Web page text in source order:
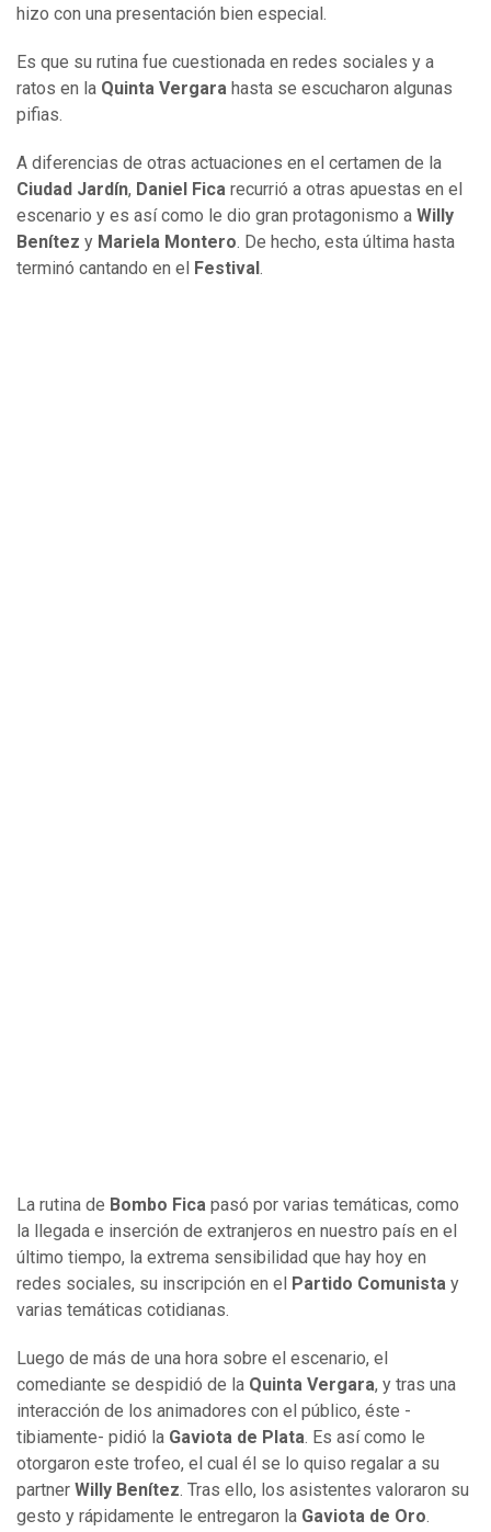
hizo con una presentación bien especial.
Es que su rutina fue cuestionada en redes sociales y a
ratos en la Quinta Vergara hasta se escucharon algunas
pifias.
A diferencias de otras actuaciones en el certamen de la
Ciudad Jardín, Daniel Fica recurrió a otras apuestas en el
escenario y es así como le dio gran protagonismo a Willy
Benítez y Mariela Montero. De hecho, esta última hasta
terminó cantando en el
Festival .
La rutina de Bombo Fica pasó por varias temáticas, como
la llegada e inserción de extranjeros en nuestro país en el
último tiempo, la extrema sensibilidad que hay hoy en
redes sociales, su inscripción en el
Partido Comunista y
varias temáticas cotidianas.
Luego de más de una hora sobre el escenario, el
comediante se despidió de la Quinta Vergara, y tras una
interacción de los animadores con el público, éste -
tibiamente- pidió la Gaviota de Plata. Es así como le
otorgaron este trofeo, el cual él se lo quiso regalar a su
partner Willy Benítez. Tras ello, los asistentes valoraron su
gesto y rápidamente le entregaron la Gaviota de Oro.